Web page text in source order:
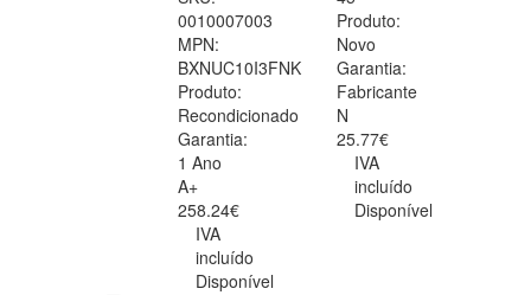
0010007003
MPN:
BXNUC10I3FNK
Produto:
Recondicionado
Garantia:
1 Ano
A+
258.24€
IVA
incluído
Disponível
Produto:
Novo
Garantia:
Fabricante
N
25.77€
IVA
incluído
Disponível